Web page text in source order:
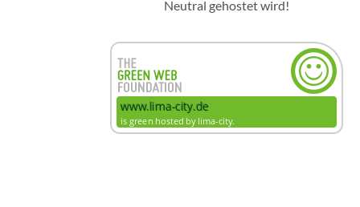
Neutral gehostet wird!